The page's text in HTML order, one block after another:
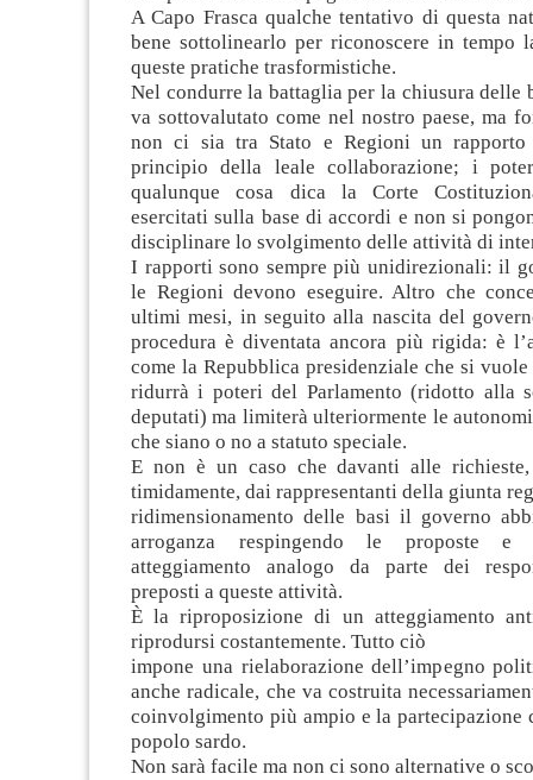
A Capo Frasca qualche tentativo di questa
bene sottolinearlo per riconoscere in tempo
queste pratiche trasformistiche.
Nel condurre la battaglia per la chiusura delle
va sottovalutato come nel nostro paese, ma
non ci sia tra Stato e Regioni un rapporto
principio della leale collaborazione; i
qualunque cosa dica la Corte
esercitati sulla base di accordi e non si
disciplinare lo svolgimento delle attività di
I rapporti sono sempre più unidirezionali: il
le Regioni devono eseguire. Altro che
ultimi mesi, in seguito alla nascita del
procedura è diventata ancora più rigida: è
come la Repubblica presidenziale che si
ridurrà i poteri del Parlamento (ridotto alla
deputati) ma limiterà ulteriormente le
che siano o no a statuto speciale.
E non è un caso che davanti alle richieste,
timidamente, dai rappresentanti della giunta
ridimensionamento delle basi il governo
arroganza respingendo le proposte e
atteggiamento analogo da parte dei
preposti a queste attività.
È la riproposizione di un atteggiamento
riprodursi costantemente. Tutto ciò
impone una rielaborazione dell’impegno
anche radicale, che va costruita
coinvolgimento più ampio e la partecipazione
popolo sardo.
Non sarà facile ma non ci sono alternative o